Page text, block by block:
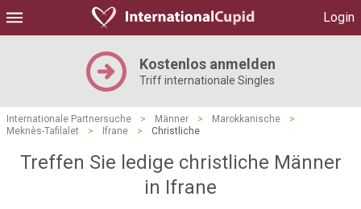
Login
Kostenlos anmelden
Triff internationale Singles
Internationale Partnersuche > Männer > Marokkanische
>
Meknès-Tafilalet
> Ifrane > Christliche
Treffen Sie ledige christliche Männer
in Ifrane